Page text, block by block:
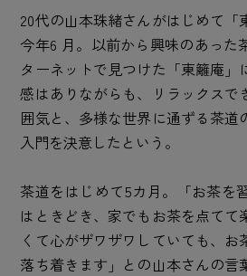
20代の山本珠緒さんがはじめて「
今年6 月。以前から興味のあった
ターネットで見つけた「東籬庵」
感はありながらも、リラックスで
囲気と、多様な世界に通ずる茶道
入門を決意したという。
茶道をはじめて5カ月。「お茶を
はときどき、家でもお茶を点てて
くて心がザワザワしていても、
落ち着きます」との山本さんの言